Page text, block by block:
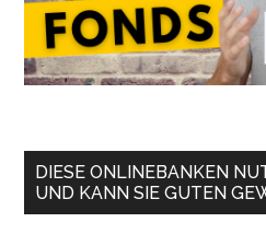
DIESE ONLINEBANKEN
UND KANN SIE GUTEN